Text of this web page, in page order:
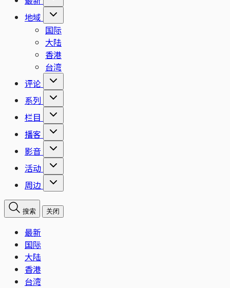
地域
国际
大陆
香港
台湾
评论
系列
栏目
播客
影音
活动
周边
搜索 关闭
最新
国际
大陆
香港
台湾